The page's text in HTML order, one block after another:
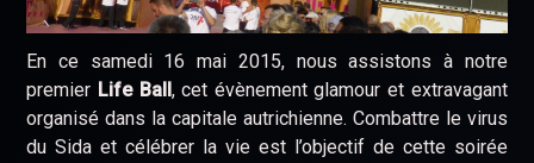
En ce samedi 16 mai 2015, nous assistons à notre
premier Life Ball , cet évènement glamour et extravagant
organisé dans la capitale autrichienne. Combattre le virus
du Sida et célébrer la vie est l’objectif de cette soirée